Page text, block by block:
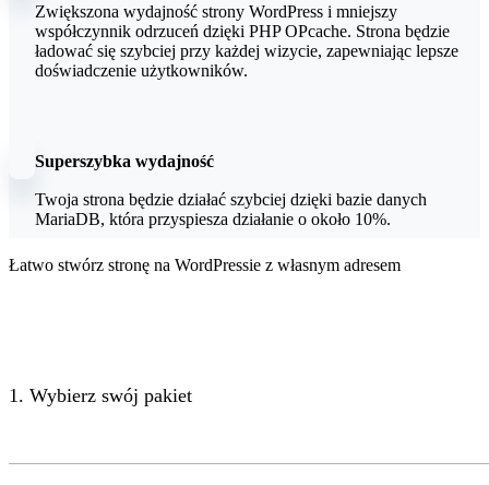
Zwiększona wydajność strony WordPress i mniejszy
współczynnik odrzuceń dzięki PHP OPcache. Strona będzie
ładować się szybciej przy każdej wizycie, zapewniając lepsze
doświadczenie użytkowników.
Superszybka wydajność
Twoja strona będzie działać szybciej dzięki bazie danych
MariaDB, która przyspiesza działanie o około 10%.
Łatwo stwórz stronę na WordPressie z własnym adresem
1. Wybierz swój pakiet